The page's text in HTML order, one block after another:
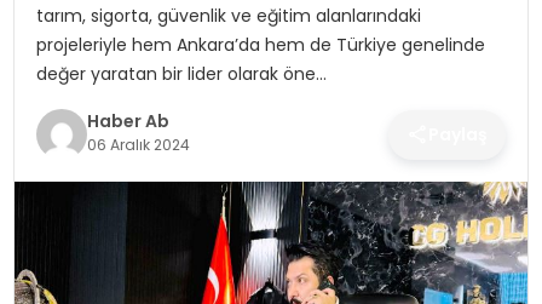
YAŞAM
tarım, sigorta, güvenlik ve eğitim alanlarındaki
projeleriyle hem Ankara’da hem de Türkiye genelinde
değer yaratan bir lider olarak öne…
Haber Ab
06 Aralık 2024